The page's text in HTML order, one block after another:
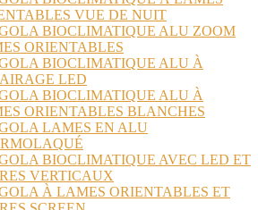
VUE DE NUIT
BIOCLIMATIQUE ALU ZOOM
ORIENTABLES
BIOCLIMATIQUE ALU À
LED
BIOCLIMATIQUE ALU À
ORIENTABLES BLANCHES
LAMES EN ALU
BIOCLIMATIQUE AVEC LED ET
VERTICAUX
À LAMES ORIENTABLES ET